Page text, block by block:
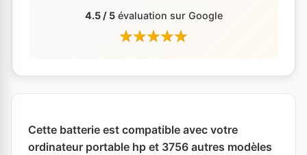
4.5 / 5évaluation sur Google
Cette batterie est compatible avec votre
ordinateur portable hp et 3756 autres modèles